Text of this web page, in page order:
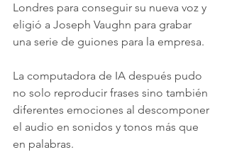
Londres para conseguir su nueva voz y
eligió a Joseph Vaughn para grabar
una serie de guiones para la empresa.
La computadora de IA después pudo
no solo reproducir frases sino también
diferentes emociones al descomponer
el audio en sonidos y tonos más que
en palabras.